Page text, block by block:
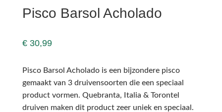
Pisco Barsol Acholado
€30,99
Pisco Barsol Acholado is een bijzondere pisco
gemaakt van 3 druivensoorten die een speciaal
product vormen. Quebranta, Italia & Torontel
druiven maken dit product zeer uniek en speciaal.